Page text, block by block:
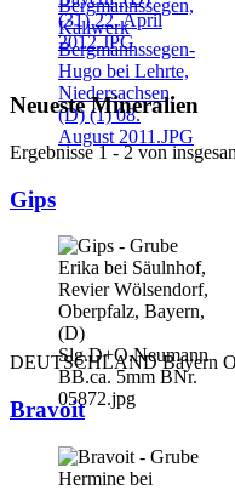
Neueste Mineralien
Ergebnisse 1 - 2 von
Gips
DEUTSCHLAND Bayern
Bravoit